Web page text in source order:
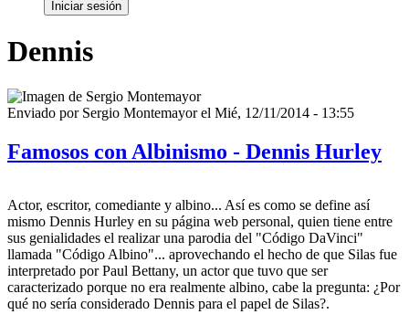
Dennis
Enviado por Sergio Montemayorel Mié, 12/11/2014 - 13:55
Famosos con Albinismo - Dennis Hurley
Actor, escritor, comediante y albino... Así es como se define así
mismo Dennis Hurley en su página web personal, quien tiene entre
sus genialidades el realizar una parodia del "Código DaVinci"
llamada "Código Albino"... aprovechando el hecho de que Silas fue
interpretado por Paul Bettany, un actor que tuvo que ser
caracterizado porque no era realmente albino, cabe la pregunta: ¿Por
qué no sería considerado Dennis para el papel de Silas?.